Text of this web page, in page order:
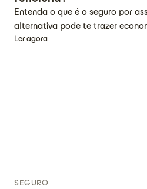
Entenda o que é o seguro por
alternativa pode te trazer
Ler agora
SEGURO